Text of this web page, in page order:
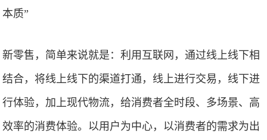
本质”
新零售，简单来说就是：利用互联网，通过线上线下相
结合，将线上线下的渠道打通，线上进行交易，线下进
行体验，加上现代物流，给消费者全时段、多场景、高
效率的消费体验。以用户为中心，以消费者的需求为出